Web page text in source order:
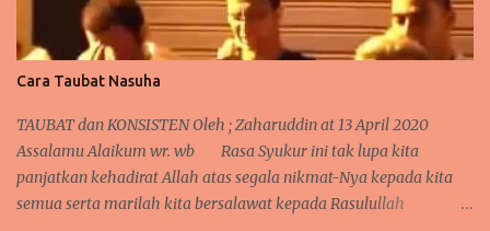
dan daun yang cocok, menata ruang dan tempat yang cocok di
hias dengan bunga. Maka ia akan familiar dan terkenal dengan
hias , sebagian memilih yang hidup dan sebagian juga memilih
yang imitasi (hias tidak hidup). Masing masing memiliki alasan
tersendiri dan ...
Cara Taubat Nasuha
TAUBAT dan KONSISTEN Oleh ; Zaharuddin at 13 April 2020
Assalamu Alaikum wr. wb Rasa Syukur ini tak lupa kita
panjatkan kehadirat Allah atas segala nikmat-Nya kepada kita
semua serta marilah kita bersalawat kepada Rasulullah